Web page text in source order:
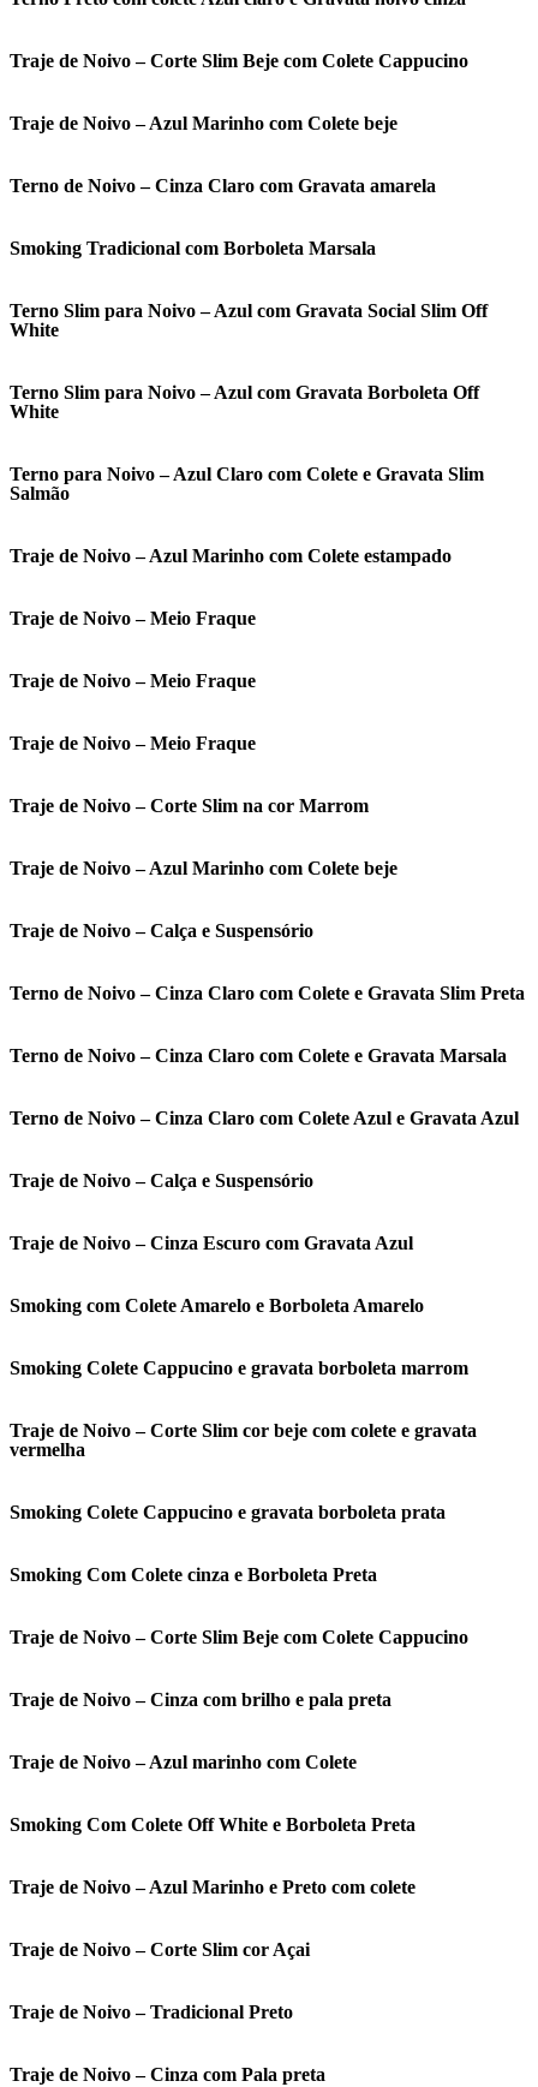
Traje de Noivo – Corte Slim Beje com Colete Cappucino
Traje de Noivo – Azul Marinho com Colete beje
Terno de Noivo – Cinza Claro com Gravata amarela
Smoking Tradicional com Borboleta Marsala
Terno Slim para Noivo – Azul com Gravata Social Slim Off
White
Terno Slim para Noivo – Azul com Gravata Borboleta Off
White
Terno para Noivo – Azul Claro com Colete e Gravata Slim
Salmão
Traje de Noivo – Azul Marinho com Colete estampado
Traje de Noivo – Meio Fraque
Traje de Noivo – Meio Fraque
Traje de Noivo – Meio Fraque
Traje de Noivo – Corte Slim na cor Marrom
Traje de Noivo – Azul Marinho com Colete beje
Traje de Noivo – Calça e Suspensório
Terno de Noivo – Cinza Claro com Colete e Gravata Slim Preta
Terno de Noivo – Cinza Claro com Colete e Gravata Marsala
Terno de Noivo – Cinza Claro com Colete Azul e Gravata Azul
Traje de Noivo – Calça e Suspensório
Traje de Noivo – Cinza Escuro com Gravata Azul
Smoking com Colete Amarelo e Borboleta Amarelo
Smoking Colete Cappucino e gravata borboleta marrom
Traje de Noivo – Corte Slim cor beje com colete e gravata
vermelha
Smoking Colete Cappucino e gravata borboleta prata
Smoking Com Colete cinza e Borboleta Preta
Traje de Noivo – Corte Slim Beje com Colete Cappucino
Traje de Noivo – Cinza com brilho e pala preta
Traje de Noivo – Azul marinho com Colete
Smoking Com Colete Off White e Borboleta Preta
Traje de Noivo – Azul Marinho e Preto com colete
Traje de Noivo – Corte Slim cor Açai
Traje de Noivo – Tradicional Preto
Traje de Noivo – Cinza com Pala preta